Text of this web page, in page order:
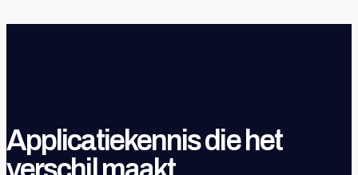
Applicatiekennis die het